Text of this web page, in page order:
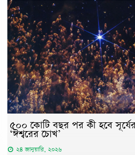
৫০০ কোটি বছর পর কী হবে
‘ঈশ্বরের চোখ’
২৪ জানুয়ারি, ২০২৬